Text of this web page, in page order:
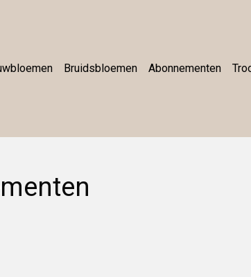
Bruidsbloemen Abonnementen